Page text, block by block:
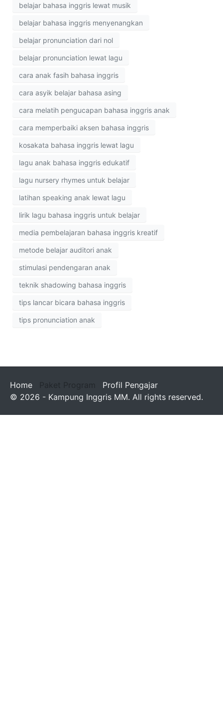
belajar bahasa inggris lewat musik
belajar bahasa inggris menyenangkan
belajar pronunciation dari nol
belajar pronunciation lewat lagu
cara anak fasih bahasa inggris
cara asyik belajar bahasa asing
cara melatih pengucapan bahasa inggris anak
cara memperbaiki aksen bahasa inggris
kosakata bahasa inggris lewat lagu
lagu anak bahasa inggris edukatif
lagu nursery rhymes untuk belajar
latihan speaking anak lewat lagu
lirik lagu bahasa inggris untuk belajar
media pembelajaran bahasa inggris kreatif
metode belajar auditori anak
stimulasi pendengaran anak
teknik shadowing bahasa inggris
tips lancar bicara bahasa inggris
tips pronunciation anak
Home Paket Program
Profil Pengajar
© 2026 - Kampung Inggris MM. All rights reserved.